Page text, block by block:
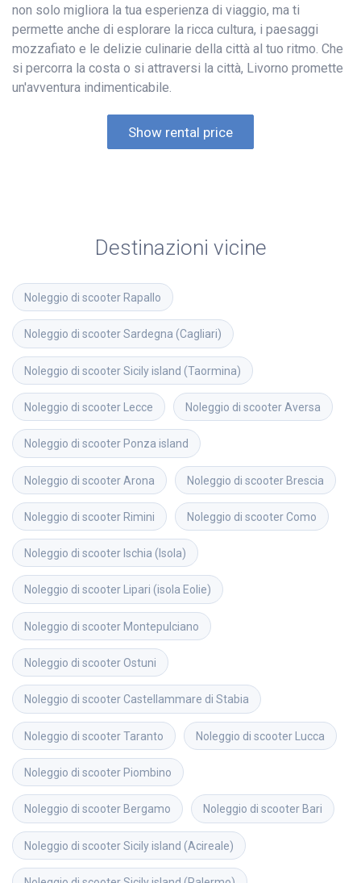
non solo migliora la tua esperienza di viaggio, ma ti
permette anche di esplorare la ricca cultura, i paesaggi
mozzafiato e le delizie culinarie della città al tuo ritmo. Che
si percorra la costa o si attraversi la città, Livorno promette
un'avventura indimenticabile.
Show rental price
Destinazioni vicine
Noleggio di scooter Rapallo
Noleggio di scooterSardegna (Cagliari)
Noleggio di scooterSicily island (Taormina)
Noleggio di scooter Lecce Noleggio di scooter Aversa
Noleggio di scooter Ponza island
Noleggio di scooter Arona Noleggio di scooterBrescia
Noleggio di scooter Rimini Noleggio di scooterComo
Noleggio di scooter Ischia (Isola)
Noleggio di scooter Lipari (isola Eolie)
Noleggio di scooter Montepulciano
Noleggio di scooterOstuni
Noleggio di scooterCastellammare di Stabia
Noleggio di scooterTaranto Noleggio di scooter Lucca
Noleggio di scooter Piombino
Noleggio di scooter Bergamo Noleggio di scooter Bari
Noleggio di scooterSicily island (Acireale)